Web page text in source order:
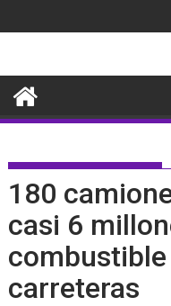
al
180
casi 6
carreteras